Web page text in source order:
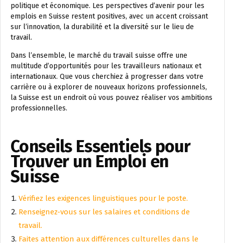
politique et économique. Les perspectives d’avenir pour les
emplois en Suisse restent positives, avec un accent croissant
sur l’innovation, la durabilité et la diversité sur le lieu de
travail.
Dans l’ensemble, le marché du travail suisse offre une
multitude d’opportunités pour les travailleurs nationaux et
internationaux. Que vous cherchiez à progresser dans votre
carrière ou à explorer de nouveaux horizons professionnels,
la Suisse est un endroit où vous pouvez réaliser vos ambitions
professionnelles.
Conseils Essentiels pour
Trouver un Emploi en
Suisse
Vérifiez les exigences linguistiques pour le poste.
Renseignez-vous sur les salaires et conditions de
travail.
Faites attention aux différences culturelles dans le